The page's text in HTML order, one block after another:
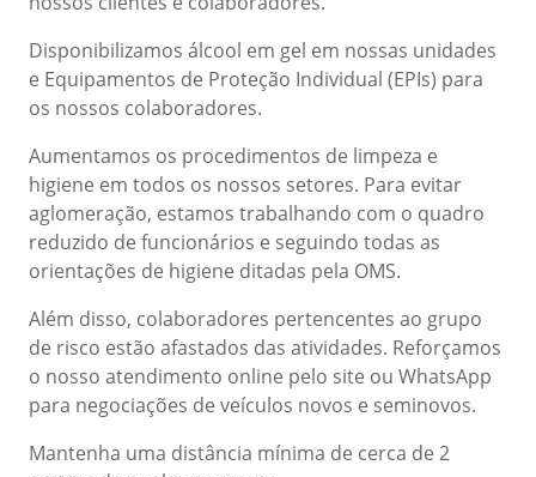
Disponibilizamos álcool em gel em nossas unidades
e Equipamentos de Proteção Individual (EPIs) para
os nossos colaboradores.
Aumentamos os procedimentos de limpeza e
higiene em todos os nossos setores. Para evitar
aglomeração, estamos trabalhando com o quadro
reduzido de funcionários e seguindo todas as
orientações de higiene ditadas pela OMS.
Além disso, colaboradores pertencentes ao grupo
de risco estão afastados das atividades. Reforçamos
o nosso atendimento online pelo site ou WhatsApp
para negociações de veículos novos e seminovos.
Mantenha uma distância mínima de cerca de 2